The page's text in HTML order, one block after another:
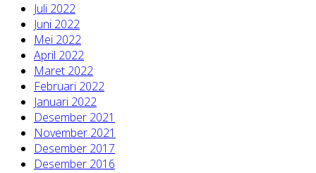
Juli 2022
Juni 2022
Mei 2022
April 2022
Maret 2022
Februari 2022
Januari 2022
Desember 2021
November 2021
Desember 2017
Desember 2016